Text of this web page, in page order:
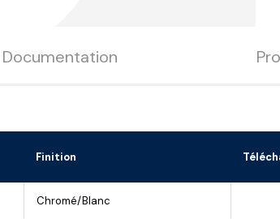
Documentation
Finition
Chromé/Blanc